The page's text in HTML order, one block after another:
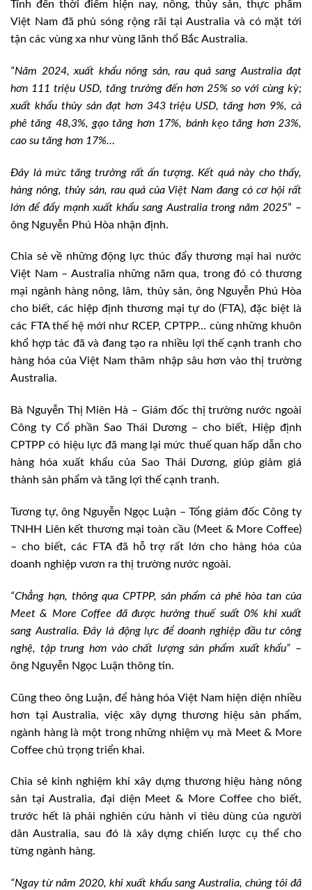
Tính đến thời điểm hiện nay, nông, thủy sản, thực phẩm
Việt Nam đã phủ sóng rộng rãi tại Australia và có mặt tới
tận các vùng xa như vùng lãnh thổ Bắc Australia.
“Năm 2024, xuất khẩu nông sản, rau quả sang Australia đạt
hơn 111 triệu USD, tăng trưởng đến hơn 25% so với cùng kỳ;
xuất khẩu thủy sản đạt hơn 343 triệu USD, tăng hơn 9%, cà
phê tăng 48,3%, gạo tăng hơn 17%, bánh kẹo tăng hơn 23%,
cao su tăng hơn 17%…
Đây là mức tăng trưởng rất ấn tượng. Kết quả này cho thấy,
hàng nông, thủy sản, rau quả của Việt Nam đang có cơ hội rất
lớn để đẩy mạnh xuất khẩu sang Australia trong năm 2025” –
ông Nguyễn Phú Hòa nhận định.
Chia sẻ về những động lực thúc đẩy thương mại hai nước
Việt Nam – Australia những năm qua, trong đó có thương
mại ngành hàng nông, lâm, thủy sản, ông Nguyễn Phú Hòa
cho biết, các hiệp định thương mại tự do (FTA), đặc biệt là
các FTA thế hệ mới như RCEP, CPTPP… cùng những khuôn
khổ hợp tác đã và đang tạo ra nhiều lợi thế cạnh tranh cho
hàng hóa của Việt Nam thâm nhập sâu hơn vào thị trường
Australia.
Bà Nguyễn Thị Miên Hà – Giám đốc thị trường nước ngoài
Công ty Cổ phần Sao Thái Dương – cho biết, Hiệp định
CPTPP có hiệu lực đã mang lại mức thuế quan hấp dẫn cho
hàng hóa xuất khẩu của Sao Thái Dương, giúp giảm giá
thành sản phẩm và tăng lợi thế cạnh tranh.
Tương tự, ông Nguyễn Ngọc Luận – Tổng giám đốc Công ty
TNHH Liên kết thương mại toàn cầu (Meet & More Coffee)
– cho biết, các FTA đã hỗ trợ rất lớn cho hàng hóa của
doanh nghiệp vươn ra thị trường nước ngoài.
“Chẳng hạn, thông qua CPTPP, sản phẩm cà phê hòa tan của
Meet & More Coffee đã được hưởng thuế suất 0% khi xuất
sang Australia. Đây là động lực để doanh nghiệp đầu tư công
nghệ, tập trung hơn vào chất lượng sản phẩm xuất khẩu” –
ông Nguyễn Ngọc Luận thông tin.
Cũng theo ông Luận, để hàng hóa Việt Nam hiện diện nhiều
hơn tại Australia, việc xây dựng thương hiệu sản phẩm,
ngành hàng là một trong những nhiệm vụ mà Meet & More
Coffee chú trọng triển khai.
Chia sẻ kinh nghiệm khi xây dựng thương hiệu hàng nông
sản tại Australia, đại diện Meet & More Coffee cho biết,
trước hết là phải nghiên cứu hành vi tiêu dùng của người
dân Australia, sau đó là xây dựng chiến lược cụ thể cho
từng ngành hàng.
“Ngay từ năm 2020, khi xuất khẩu sang Australia, chúng tôi đã